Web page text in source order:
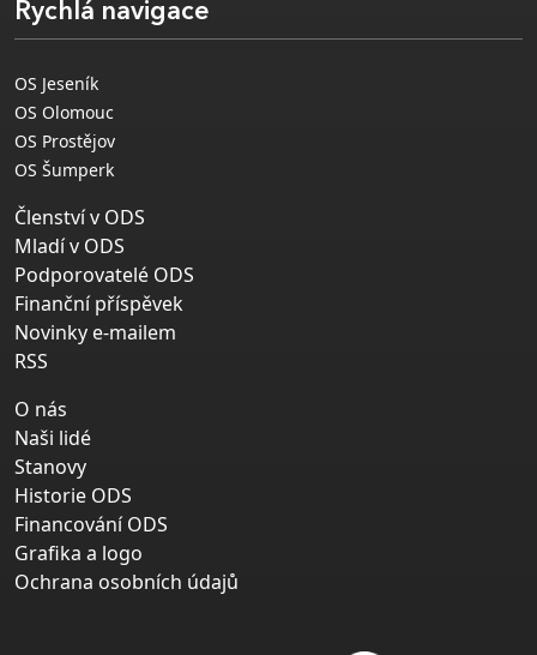
Rychlá navigace
OS Jeseník
OS Olomouc
OS Prostějov
OS Šumperk
Členství v ODS
Mladí v ODS
Podporovatelé ODS
Finanční příspěvek
Novinky e-mailem
RSS
O nás
Naši lidé
Stanovy
Historie ODS
Financování ODS
Grafika a logo
Ochrana osobních údajů